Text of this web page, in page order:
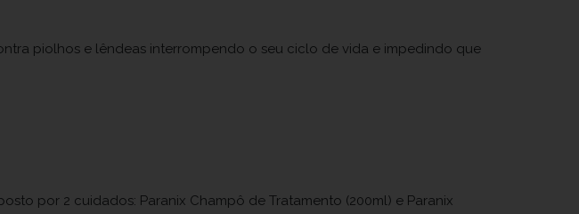
piolhos e lêndeas interrompendo o seu ciclo de vida e impedindo que
por 2 cuidados: Paranix Champô de Tratamento (200ml) e Paranix